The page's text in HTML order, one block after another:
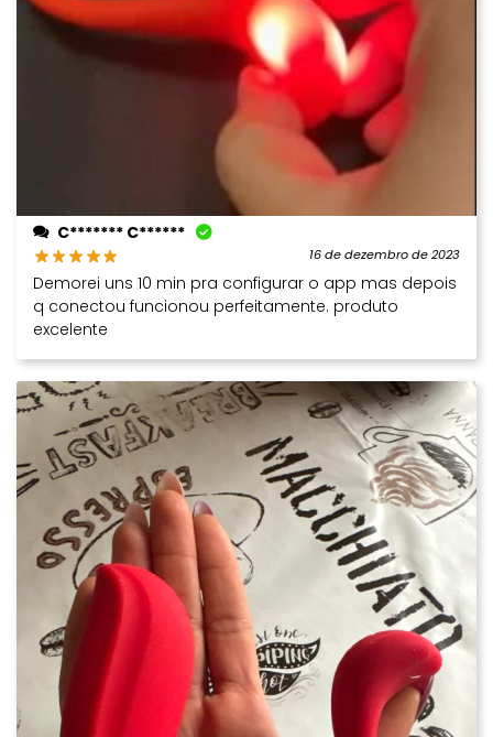
C******* C******
16 de dezembro de 2023
Demorei uns 10 min pra configurar o app mas depois
q conectou funcionou perfeitamente. produto
excelente